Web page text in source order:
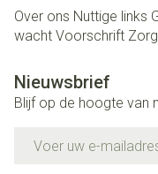
Over ons Nuttige links
wacht Voorschrift
Nieuwsbrief
Blijf op de hoogte van